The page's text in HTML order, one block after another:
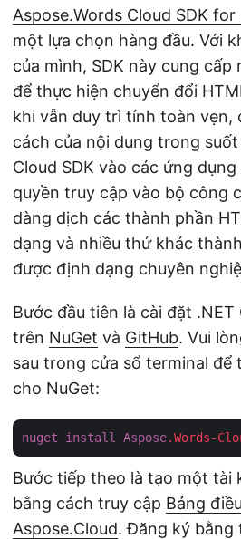
Aspose.Words Cloud SDK for
một lựa chọn hàng đầu. Với
của mình, SDK này cung cấp
để thực hiện chuyển đổi
khi vẫn duy trì tính toàn vẹn,
cách của nội dung trong
Cloud SDK vào các ứng
quyền truy cập vào bộ công
dàng dịch các thành phần
dạng và nhiều thứ khác
được định dạng chuyên
Bước đầu tiên là cài đặt .NET
trên NuGet và GitHub. Vui
sau trong cửa sổ terminal để
cho NuGet:
nuget install Aspose.Words-
Bước tiếp theo là tạo một tài
bằng cách truy cập Bảng
Aspose.Cloud. Đăng ký bằng